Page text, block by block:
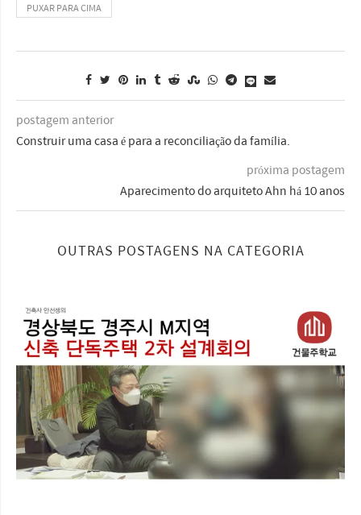
PUXAR PARA CIMA
postagem anterior
Construir uma casa é para a reconciliação da família.
próxima postagem
Aparecimento do arquiteto Ahn há 10 anos
OUTRAS POSTAGENS NA CATEGORIA